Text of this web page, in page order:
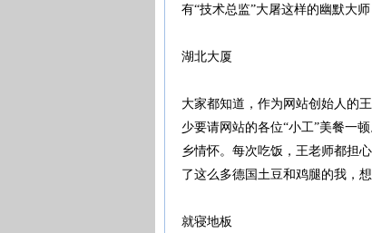
有“技术总监”大屠这样的幽默大
湖北大厦
大家都知道，作为网站创始人的
少要请网站的各位“小工”美餐一
乡情怀。每次吃饭，王老师都担
了这么多德国土豆和鸡腿的我，
就寝地板